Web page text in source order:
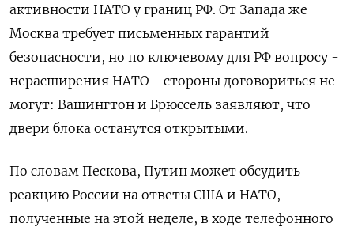
активности НАТО у границ РФ. От Запада же
Москва требует письменных гарантий
безопасности, но по ключевому для РФ вопросу -
нерасширения НАТО - стороны договориться не
могут: Вашингтон и Брюссель заявляют, что
двери блока останутся открытыми.
По словам Пескова, Путин может обсудить
реакцию России на ответы США и НАТО,
полученные на этой неделе, в ходе телефонного